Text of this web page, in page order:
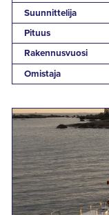
Suunnittelija
Pituus
Rakennusvuosi
Omistaja